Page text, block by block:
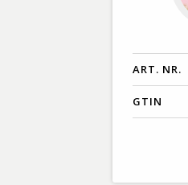
ART. NR.
GTIN